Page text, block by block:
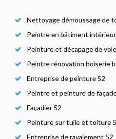
Nettoyage démoussage de
Peintre en bâtiment
Peinture et décapage de
Peintre rénovation boiserie
Entreprise de peinture 52
Peintre et peinture de
Façadier 52
Peinture sur tuile et toiture
Entreprise de ravalement 52